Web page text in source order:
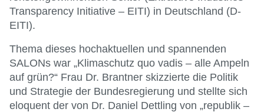
Transparency Initiative – EITI) in Deutschland (D-
EITI).
Thema dieses hochaktuellen und spannenden
SALONs war „Klimaschutz quo vadis – alle Ampeln
auf grün?“ Frau Dr. Brantner skizzierte die Politik
und Strategie der Bundesregierung und stellte sich
eloquent der von Dr. Daniel Dettling von „republik –